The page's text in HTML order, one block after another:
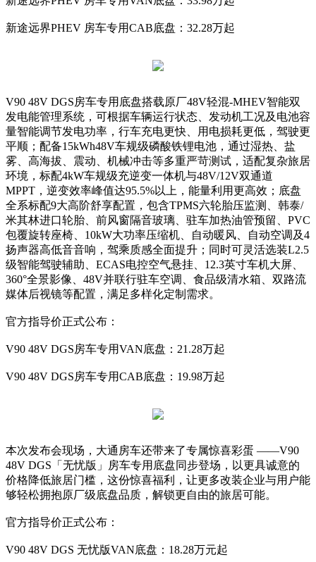
新途远界PHEV 房车专用CAB底盘：32.28万起
V90 48V DGS房车专用底盘搭载原厂48V轻混-MHEV智能双
发电能管理系统，可根据车辆运行状态、发动机工况及电池容
量智能调节发电功率，行车充电更快、用电损耗更低，驾驶更
平顺；配备15kWh48V车规级磷酸铁锂电池，通过湿热、盐
雾、高海拔、震动、机械冲击等多重严苛测试，适配复杂旅居
环境，标配4kW车规级充逆变一体机与48V/12V双通道
MPPT，逆变效率峰值达95.5%以上，能量利用更高效；底盘
全系标配9大高阶舒享配置，包含TPMS六轮胎压监测、韩泰/
米其林进口轮胎、前风窗隔音玻璃、驻车加热油管预留、PVC
包覆旋转座椅、10kW大功率压缩机、自动暖风、自动空调及4
扬声器高低音音响，驾乘质感全面提升；同时可灵活选装L2.5
级智能驾驶辅助、ECAS电控空气悬挂、12.3英寸车机大屏、
360°全景影像、48V并联行驻车空调、食品级清水箱、双路流
媒体后视镜等配置，满足多样化定制需求。
官方指导价正式公布：
V90 48V DGS房车专用VAN底盘：21.28万起
V90 48V DGS房车专用CAB底盘：19.98万起
本次发布会现场，大通房车还带来了专属惊喜彩蛋 ——V90
48V DGS「无忧版」房车专用底盘同步登场，以更具诚意的
价格降低旅居门槛，这份惊喜福利，让更多改装企业与用户能
够轻松拥抱原厂级底盘品质，解锁更自由的旅居可能。
官方指导价正式公布：
V90 48V DGS 无忧版VAN底盘：18.28万元起